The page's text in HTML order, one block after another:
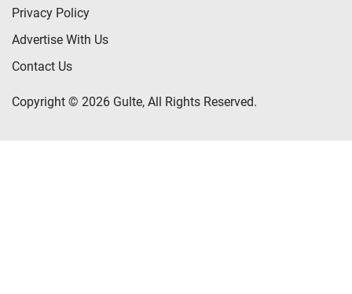
Privacy Policy
Advertise With Us
Contact Us
Copyright © 2026 Gulte, All Rights Reserved.